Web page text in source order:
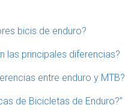
bicis de enduro?
las principales diferencias?
entre enduro y MTB?
de Bicicletas de Enduro?”